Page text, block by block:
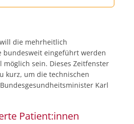
die mehrheitlich
bundesweit eingeführt werden
sein. Dieses Zeitfenster
kurz, um die technischen
Karl
Patient:innen